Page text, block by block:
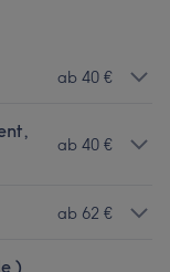
ab 40 €
ab 40 €
ab 62 €
)